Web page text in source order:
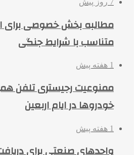
مطالبه بخش خصوصی برای
متناسب با شرایط جنگی
1 هفته پیش
ممنوعیت رجیستری تلفن
خودروها در ایام اربعین
1 هفته پیش
واحدهای صنعتی برای دریافت